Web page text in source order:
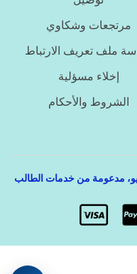
مرتجعات وشكاوي
ملف تعريف الارتباط
إخلاء مسؤلية
الشروط والأحكام
© 2026، ابداع فوريو، مدعومة من خدمات الطالب